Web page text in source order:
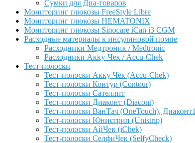
Сумки для Диа-товаров
Мониторинг глюкозы FreeStyle Libre
Мониторинг глюкозы HEMATONIX
Мониторинг глюкозы Sinocare iCan i3 CGM
Расходные материалы к инсулиновой помпе
Расходники Медтроник / Medtronic
Расходники Акку-Чек / Accu-Chek
Тест-полоски
Тест-полоски Акку Чек (Accu-Chek)
Тест-полоски Контур (Contour)
Тест-полоски Сателлит
Тест-полоски Диаконт (Diacont)
Тест-полоски ВанТач (OneTouch), Диаконт1
Тест-полоски Юнистрип (Unistrip)
Тест-полоски АйЧек (iChek)
Тест-полоски СелфиЧек (SelfyCheck)